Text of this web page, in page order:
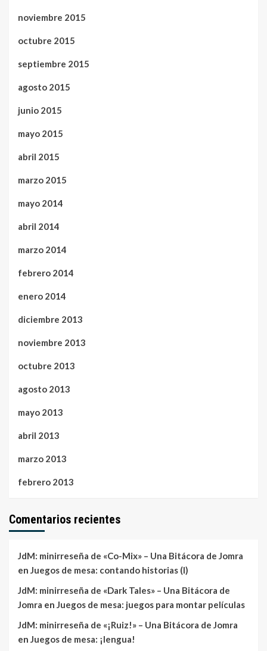
noviembre 2015
octubre 2015
septiembre 2015
agosto 2015
junio 2015
mayo 2015
abril 2015
marzo 2015
mayo 2014
abril 2014
marzo 2014
febrero 2014
enero 2014
diciembre 2013
noviembre 2013
octubre 2013
agosto 2013
mayo 2013
abril 2013
marzo 2013
febrero 2013
Comentarios recientes
JdM: minirreseña de «Co-Mix» – Una Bitácora de Jomra
en Juegos de mesa: contando historias (I)
JdM: minirreseña de «Dark Tales» – Una Bitácora de
Jomra en Juegos de mesa: juegos para montar películas
JdM: minirreseña de «¡Ruiz!» – Una Bitácora de Jomra
en Juegos de mesa: ¡lengua!